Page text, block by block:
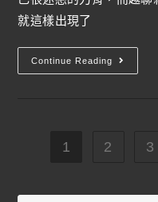
就這樣出現了
Continue Reading
1 2 3